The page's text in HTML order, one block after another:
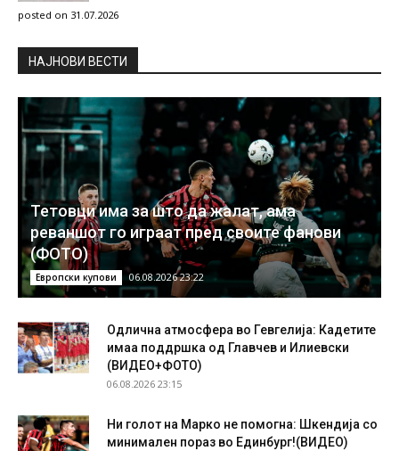
posted on 31.07.2026
НAЈНОВИ ВЕСТИ
Тетовци има за што да жалат, ама
реваншот го играат пред своите фанови
(ФОТО)
Европски купови 06.08.2026 23:22
Одлична атмосфера во Гевгелија: Кадетите
имаа поддршка од Главчев и Илиевски
(ВИДЕО+ФОТО)
06.08.2026 23:15
Ни голот на Марко не помогна: Шкендија со
минимален пораз во Единбург!(ВИДЕО)